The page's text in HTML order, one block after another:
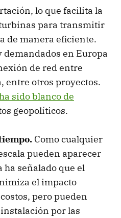
lo que facilita la
para transmitir
de manera eficiente.
demandados en Europa
de red entre
entre otros proyectos.
sido blanco de
geopolíticos.
Como cualquier
pueden aparecer
señalado que el
el impacto
pero pueden
por las